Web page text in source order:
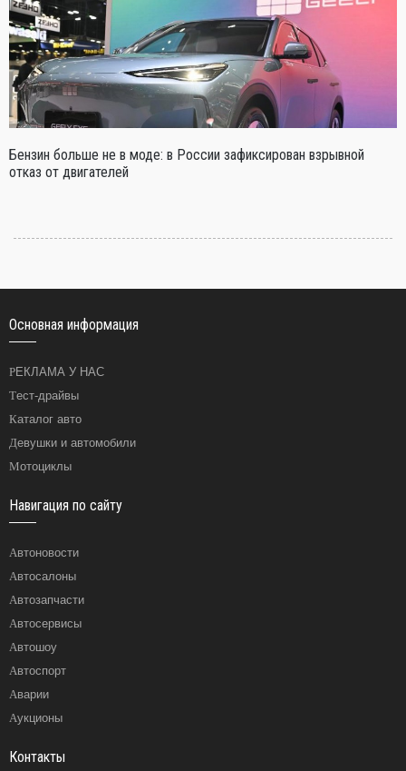
Бензин больше не в моде: в России зафиксирован взрывной
отказ от двигателей
Основная информация
РЕКЛАМА У НАС
Тест-драйвы
Каталог авто
Девушки и автомобили
Мотоциклы
Навигация по сайту
Автоновости
Автосалоны
Автозапчасти
Автосервисы
Автошоу
Автоспорт
Аварии
Аукционы
Контакты